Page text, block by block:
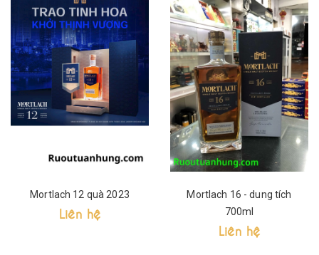
Mortlach 12 quà 2023
Liên hệ
Mortlach 16 - dung tích
700ml
Liên hệ